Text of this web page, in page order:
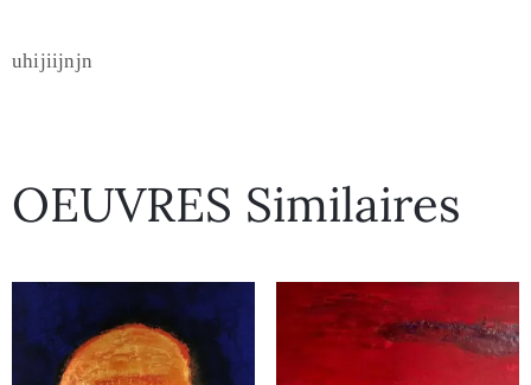
uhijiijnjn
OEUVRES Similaires